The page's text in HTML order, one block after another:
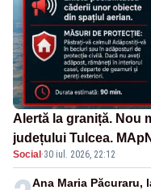
Alertă la graniță. Nou
județului Tulcea.
F-16
Social ·30 iul. 2026, 22:12
Ana Maria Păcuraru,